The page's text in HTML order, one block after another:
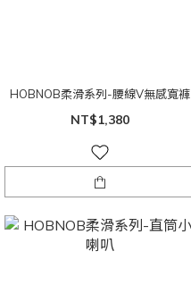
HOBNOB柔滑系列-腰線V無感寬褲
NT$1,380